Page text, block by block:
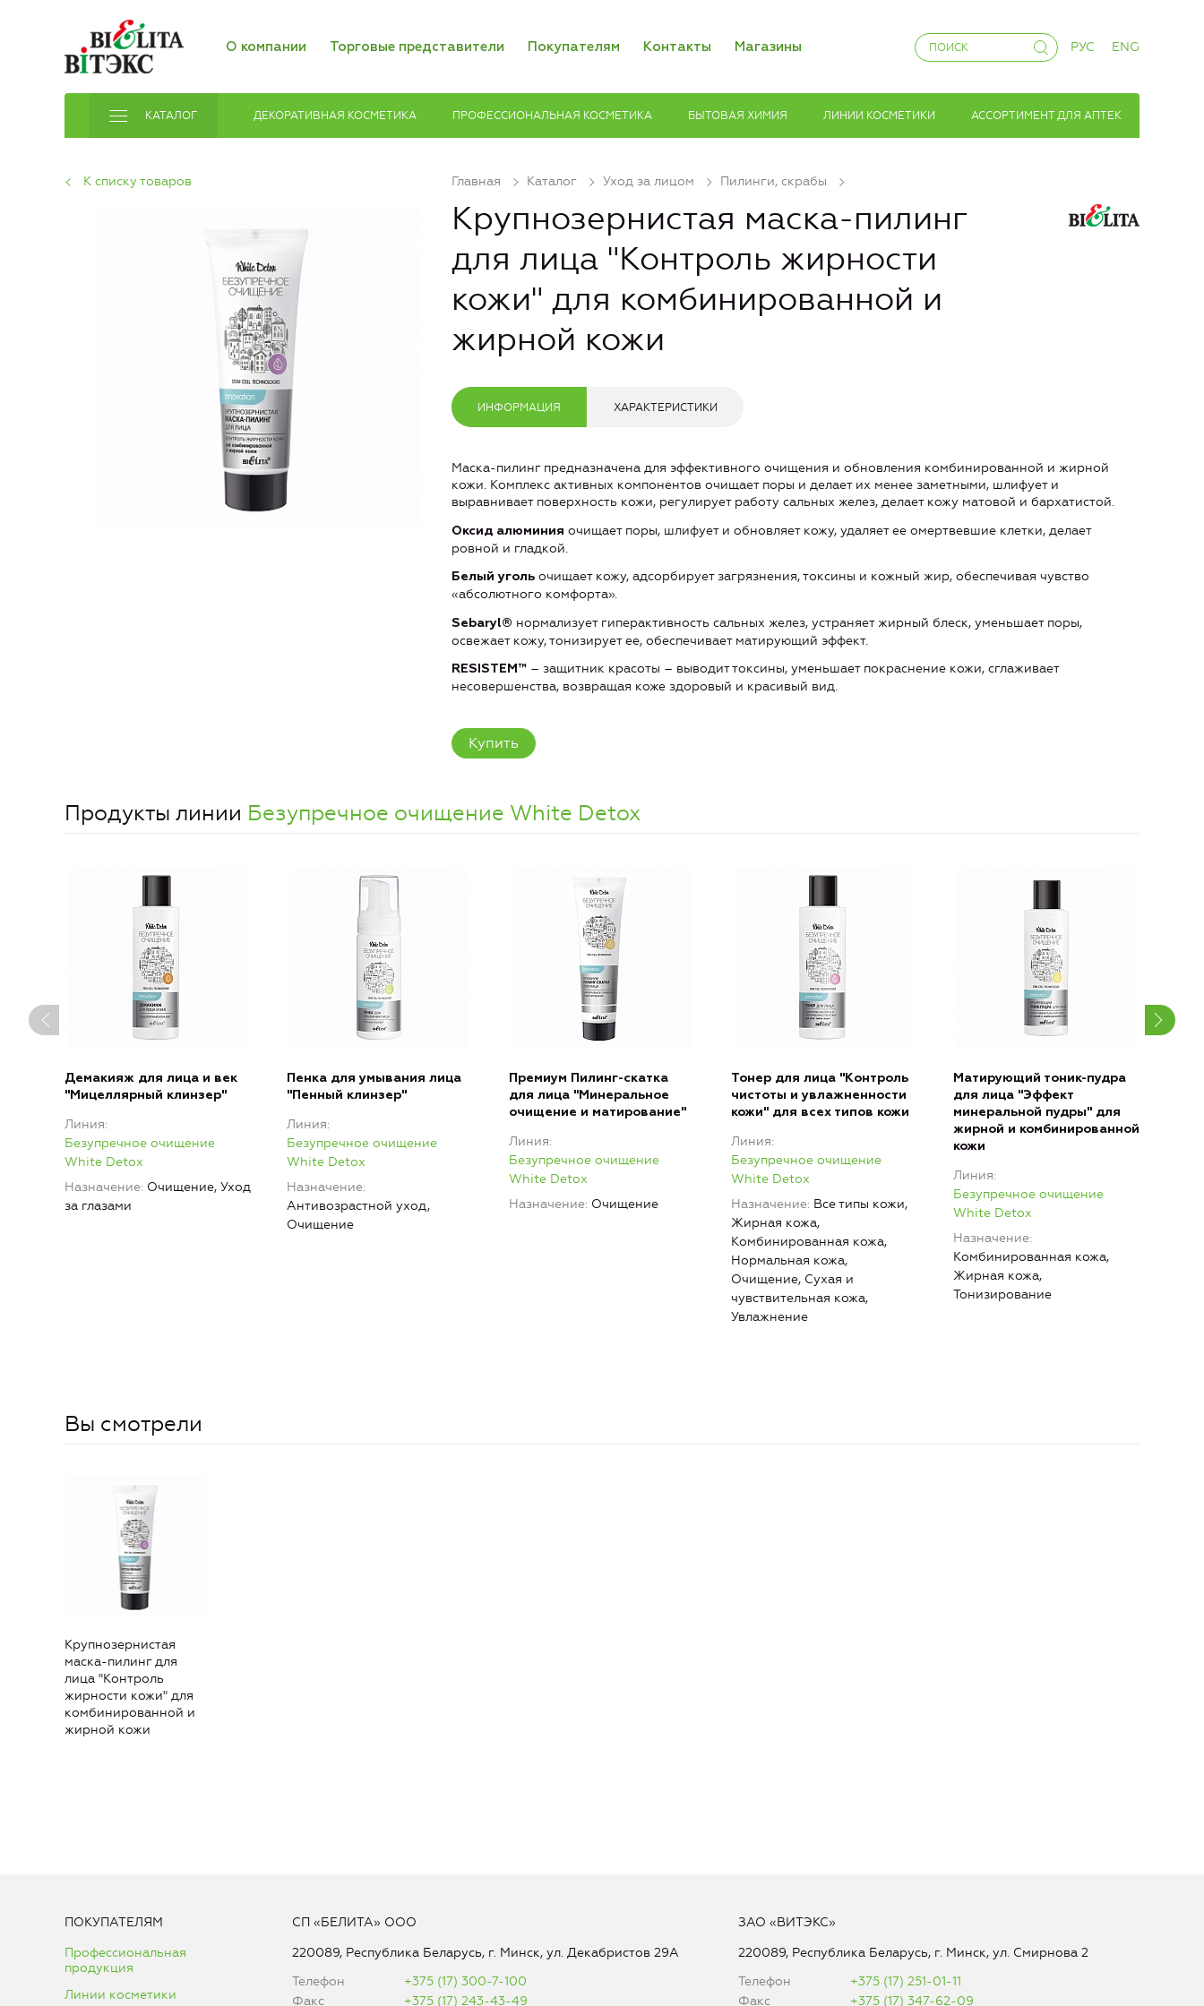
О компании Торговые представители Покупателям Контакты Магазины РУС ENG
КАТАЛОГ ДЕКОРАТИВНАЯ КОСМЕТИКА ПРОФЕССИОНАЛЬНАЯ КОСМЕТИКА БЫТОВАЯ ХИМИЯ ЛИНИИ КОСМЕТИКИ АССОРТИМЕНТ ДЛЯ АПТЕК
Главная Каталог Уход за лицом Пилинги, скрабы
К списку товаров
Крупнозернистая маска-пилинг
для лица "Контроль жирности
кожи" для комбинированной и
жирной кожи
ИНФОРМАЦИЯ ХАРАКТЕРИСТИКИ
Маска-пилинг предназначена для эффективного очищения и обновления комбинированной и жирной
кожи. Комплекс активных компонентов очищает поры и делает их менее заметными, шлифует и
выравнивает поверхность кожи, регулирует работу сальных желез, делает кожу матовой и бархатистой.
Оксид алюминия очищает поры, шлифует и обновляет кожу, удаляет ее омертвевшие клетки, делает
ровной и гладкой.
Белый уголь очищает кожу, адсорбирует загрязнения, токсины и кожный жир, обеспечивая чувство
«абсолютного комфорта».
Sebaryl® нормализует гиперактивность сальных желез, устраняет жирный блеск, уменьшает поры,
освежает кожу, тонизирует ее, обеспечивает матирующий эффект.
RESISTEM™ – защитник красоты – выводит токсины, уменьшает покраснение кожи, сглаживает
несовершенства, возвращая коже здоровый и красивый вид.
Купить
Продукты линии Безупречное очищение White Detox
Демакияж для лица и век
"Мицеллярный клинзер"
Линия
Безупречное очищение
White Detox
Назначение Очищение, Уход
за глазами
Пенка для умывания лица
"Пенный клинзер"
Линия
Безупречное очищение
White Detox
Назначение
Антивозрастной уход,
Очищение
Премиум Пилинг-скатка
для лица "Минеральное
очищение и матирование"
Линия
Безупречное очищение
White Detox
Назначение Очищение
Тонер для лица "Контроль
чистоты и увлажненности
кожи" для всех типов кожи
Линия
Безупречное очищение
White Detox
Назначение Все типы кожи,
Жирная кожа,
Комбинированная кожа,
Нормальная кожа,
Очищение, Сухая и
чувствительная кожа,
Увлажнение
Матирующий тоник-пудра
для лица "Эффект
минеральной пудры" для
жирной и комбинированной
кожи
Линия
Безупречное очищение
White Detox
Назначение
Комбинированная кожа,
Жирная кожа,
Тонизирование
Вы смотрели
Крупнозернистая
маска-пилинг для
лица "Контроль
жирности кожи" для
комбинированной и
жирной кожи
ПОКУПАТЕЛЯМ
Профессиональная
продукция
Линии косметики
СП «БЕЛИТА» ООО
220089, Республика Беларусь, г. Минск, ул. Декабристов 29А
Телефон
+375 (17) 300-7-100
Факс
+375 (17) 243-43-49
ЗАО «ВИТЭКС»
220089, Республика Беларусь, г. Минск, ул. Смирнова 2
Телефон
+375 (17) 251-01-11
Факс
+375 (17) 347-62-09